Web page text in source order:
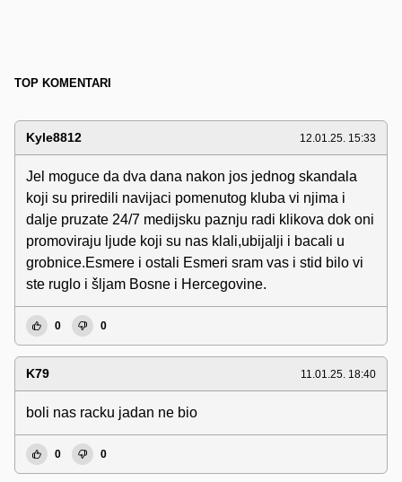
TOP KOMENTARI
Kyle8812 12.01.25. 15:33
Jel moguce da dva dana nakon jos jednog skandala
koji su priredili navijaci pomenutog kluba vi njima i
dalje pruzate 24/7 medijsku paznju radi klikova dok oni
promoviraju ljude koji su nas klali,ubijalji i bacali u
grobnice.Esmere i ostali Esmeri sram vas i stid bilo vi
ste ruglo i šljam Bosne i Hercegovine.
0 0
K79 11.01.25. 18:40
boli nas racku jadan ne bio
0 0